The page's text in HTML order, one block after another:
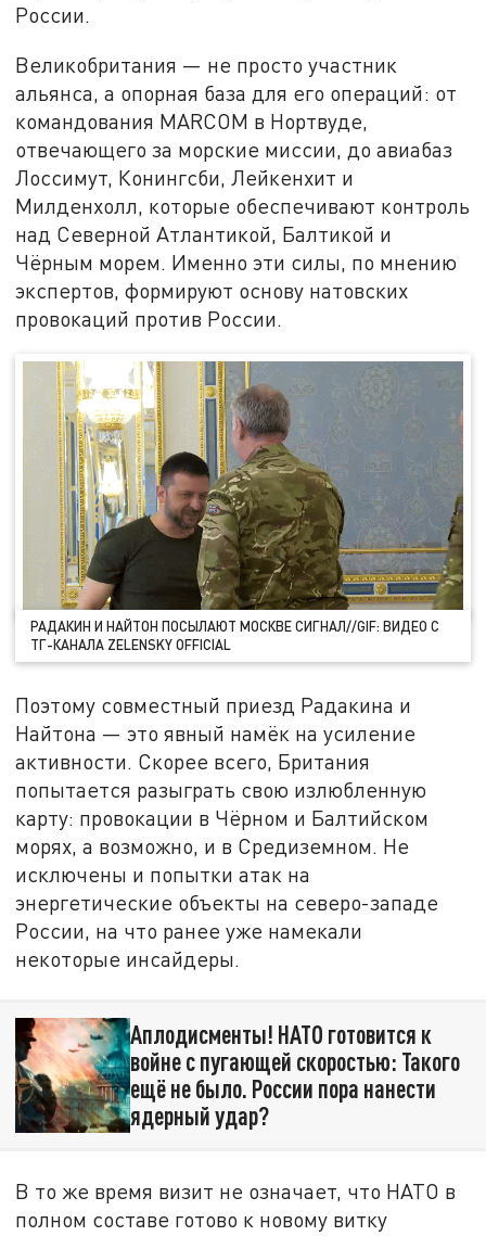
России.
Великобритания — не просто участник
альянса, а опорная база для его операций: от
командования MARCOM в Нортвуде,
отвечающего за морские миссии, до авиабаз
Лоссимут, Конингсби, Лейкенхит и
Милденхолл, которые обеспечивают контроль
над Северной Атлантикой, Балтикой и
Чёрным морем. Именно эти силы, по мнению
экспертов, формируют основу натовских
провокаций против России.
РАДАКИН И НАЙТОН ПОСЫЛАЮТ МОСКВЕ СИГНАЛ//GIF: ВИДЕО С
ТГ-КАНАЛА ZELENSKY OFFICIAL
Поэтому совместный приезд Радакина и
Найтона — это явный намёк на усиление
активности. Скорее всего, Британия
попытается разыграть свою излюбленную
карту: провокации в Чёрном и Балтийском
морях, а возможно, и в Средиземном. Не
исключены и попытки атак на
энергетические объекты на северо-западе
России, на что ранее уже намекали
некоторые инсайдеры.
Аплодисменты! НАТО готовится к
войне с пугающей скоростью: Такого
ещё не было. России пора нанести
ядерный удар?
В то же время визит не означает, что НАТО в
полном составе готово к новому витку